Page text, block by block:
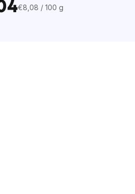
Cena
€8,08 / 100 g